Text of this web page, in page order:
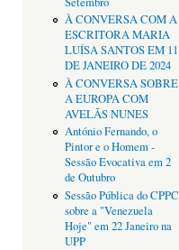
À CONVERSA COM A
ESCRITORA MARIA
LUÍSA SANTOS EM 11
DE JANEIRO DE 2024
À CONVERSA SOBRE
A EUROPA COM
AVELÃS NUNES
António Fernando, o
Pintor e o Homem -
Sessão Evocativa em 2
de Outubro
Sessão Pública do CPPC
sobre a "Venezuela
Hoje" em 22 Janeiro na
UPP